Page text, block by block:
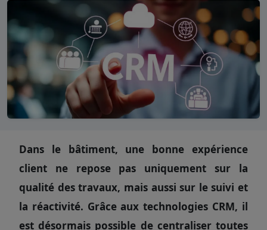
Dans le bâtiment, une bonne expérience
client ne repose pas uniquement sur la
qualité des travaux, mais aussi sur le suivi et
la réactivité. Grâce aux technologies CRM, il
est désormais possible de centraliser toutes